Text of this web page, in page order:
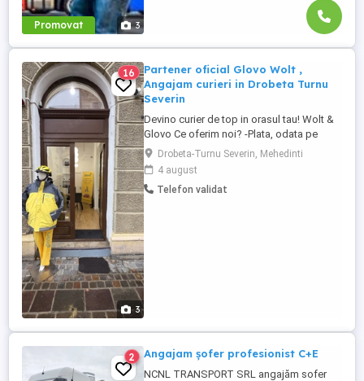
Promovat 3
3
16
Partener oficial Glovo Wolt ,
Angajam curieri in Drobeta Turnu
Severin
Devino curier de top in orasul tau! Wolt &
Glovo Ce oferim noi? -Plata, odata pe
saptamana. -Echipament -Decontam 5%
din valoare bonurilor de combustibil si
service auto -Decontam infiintarea de PFA
II SRL -Intre 30% si 40% discount la piese
Drobeta-Turnu Severin, Mehedinti
4 august
Telefon validat
2 Angajam șofer profesionist C+E
NCNL TRANSPORT SRL angajăm sofer